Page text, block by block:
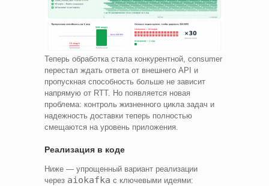
Теперь обработка стала конкурентной, consumer
перестал ждать ответа от внешнего API и
пропускная способность больше не зависит
напрямую от RTT. Но появляется новая
проблема: контроль жизненного цикла задач и
надежность доставки теперь полностью
смещаются на уровень приложения.
Реализация в коде
Ниже — упрощенный вариант реализации
через aiokafka с ключевыми идеями: